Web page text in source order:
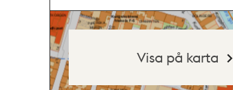
Visa på karta